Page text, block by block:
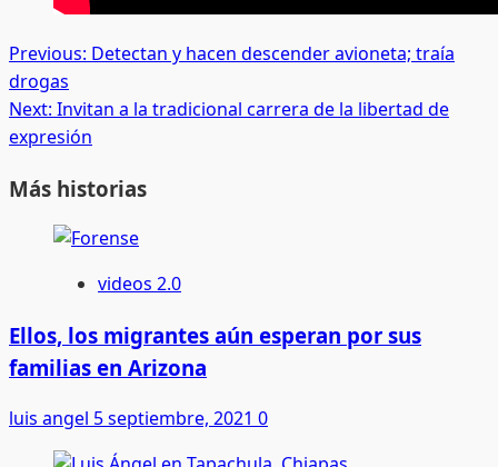
Post
navigation
Previous: Detectan y hacen descender avioneta; traía
drogas
Next: Invitan a la tradicional carrera de la libertad de
expresión
Más historias
videos 2.0
Ellos, los migrantes aún esperan por sus
familias en Arizona
luis angel 5 septiembre, 2021 0